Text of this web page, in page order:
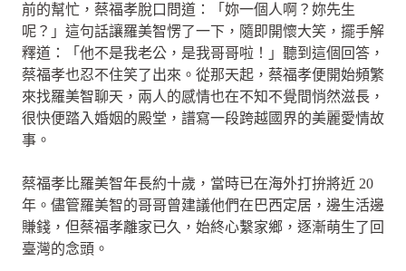
前的幫忙，蔡福孝脫口問道：「妳一個人啊？妳先生
呢？」這句話讓羅美智愣了一下，隨即開懷大笑，擺手解
釋道：「他不是我老公，是我哥哥啦！」聽到這個回答，
蔡福孝也忍不住笑了出來。從那天起，蔡福孝便開始頻繁
來找羅美智聊天，兩人的感情也在不知不覺間悄然滋長，
很快便踏入婚姻的殿堂，譜寫一段跨越國界的美麗愛情故
事。
蔡福孝比羅美智年長約十歲，當時已在海外打拚將近 20
年。儘管羅美智的哥哥曾建議他們在巴西定居，邊生活邊
賺錢，但蔡福孝離家已久，始終心繫家鄉，逐漸萌生了回
臺灣的念頭。